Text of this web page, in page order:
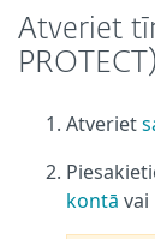
Atveriet
PROTECT)
Atveriet
kontā vai